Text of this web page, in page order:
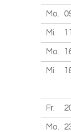
Mo.
Mi.
Mo.
Mi.
Fr.
Mo.